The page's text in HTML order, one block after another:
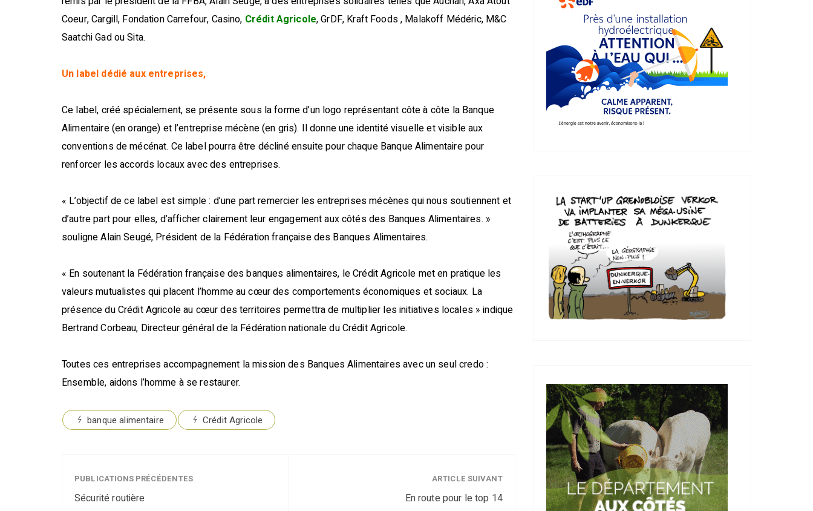
Coeur, Cargill, Fondation Carrefour, Casino, Crédit Agricole, GrDF, Kraft Foods , Malakoff Médéric, M&C
Saatchi Gad ou Sita.
Un label dédié aux entreprises,
Ce label, créé spécialement, se présente sous la forme d’un logo représentant côte à côte la Banque
Alimentaire (en orange) et l’entreprise mécène (en gris). Il donne une identité visuelle et visible aux
conventions de mécénat. Ce label pourra être décliné ensuite pour chaque Banque Alimentaire pour
renforcer les accords locaux avec des entreprises.
« L’objectif de ce label est simple : d’une part remercier les entreprises mécènes qui nous soutiennent et
d’autre part pour elles, d’afficher clairement leur engagement aux côtés des Banques Alimentaires. »
souligne Alain Seugé, Président de la Fédération française des Banques Alimentaires.
« En soutenant la Fédération française des banques alimentaires, le Crédit Agricole met en pratique les
valeurs mutualistes qui placent l’homme au cœur des comportements économiques et sociaux. La
présence du Crédit Agricole au cœur des territoires permettra de multiplier les initiatives locales » indique
Bertrand Corbeau, Directeur général de la Fédération nationale du Crédit Agricole.
Toutes ces entreprises accompagnement la mission des Banques Alimentaires avec un seul credo :
Ensemble, aidons l’homme à se restaurer.
banque alimentaire Crédit Agricole
PUBLICATIONS PRÉCÉDENTES
Sécurité routière
ARTICLE SUIVANT
En route pour le top 14